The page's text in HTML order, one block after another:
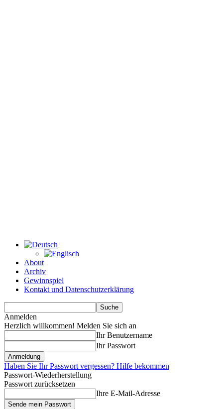
About
Archiv
Gewinnspiel
Kontakt und Datenschutzerklärung
Anmelden
Herzlich willkommen! Melden Sie sich an
Ihr Benutzername
Ihr Passwort
Haben Sie Ihr Passwort vergessen? Hilfe bekommen
Passwort-Wiederherstellung
Passwort zurücksetzen
Ihre E-Mail-Adresse